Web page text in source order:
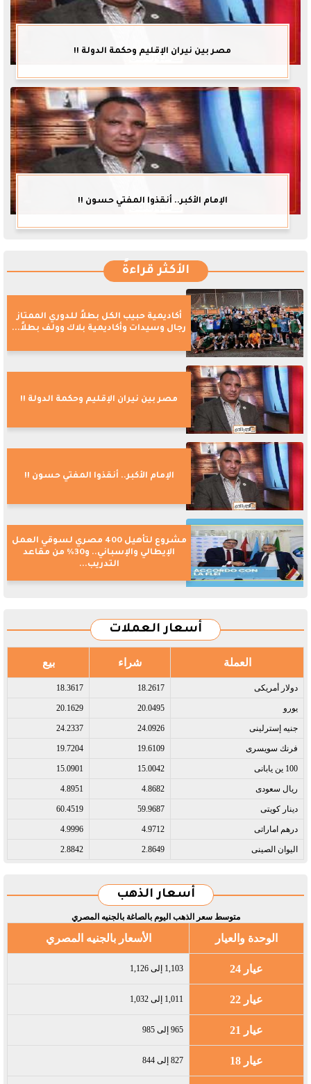
مصر بين نيران الإقليم وحكمة الدولة !!
الإمام الأكبر.. أنقذوا المفتي حسون !!
الأكثر قراءةً
أكاديمية حبيب الكل بطلاً للدوري الممتاز
رجال وسيدات وأكاديمية بلاك وولف بطلاً...
مصر بين نيران الإقليم وحكمة الدولة !!
الإمام الأكبر.. أنقذوا المفتي حسون !!
مشروع لتأهيل 400 مصري لسوقي العمل
الإيطالي والإسباني.. و30% من مقاعد
التدريب...
أسعار العملات
العملة شراء بيع
دولار أمريكى​ 18.2617
18.3617
يورو​ 20.0495
20.1629
جنيه إسترلينى​ 24.0926
24.2337
فرنك سويسرى​ 19.6109
19.7204
100 ين يابانى​ 15.0042
15.0901
ريال سعودى​ 4.8682
4.8951
دينار كويتى​ 59.9687
60.4519
درهم اماراتى​ 4.9712
4.9996
اليوان الصينى​ 2.8649
2.8842
أسعار الذهب
متوسط سعر الذهب اليوم بالصاغة بالجنيه المصري
الوحدة والعيار الأسعار بالجنيه المصري
عيار 24 1,103 إلى 1,126
عيار 22 1,011 إلى 1,032
عيار 21 965 إلى 985
عيار 18 827 إلى 844